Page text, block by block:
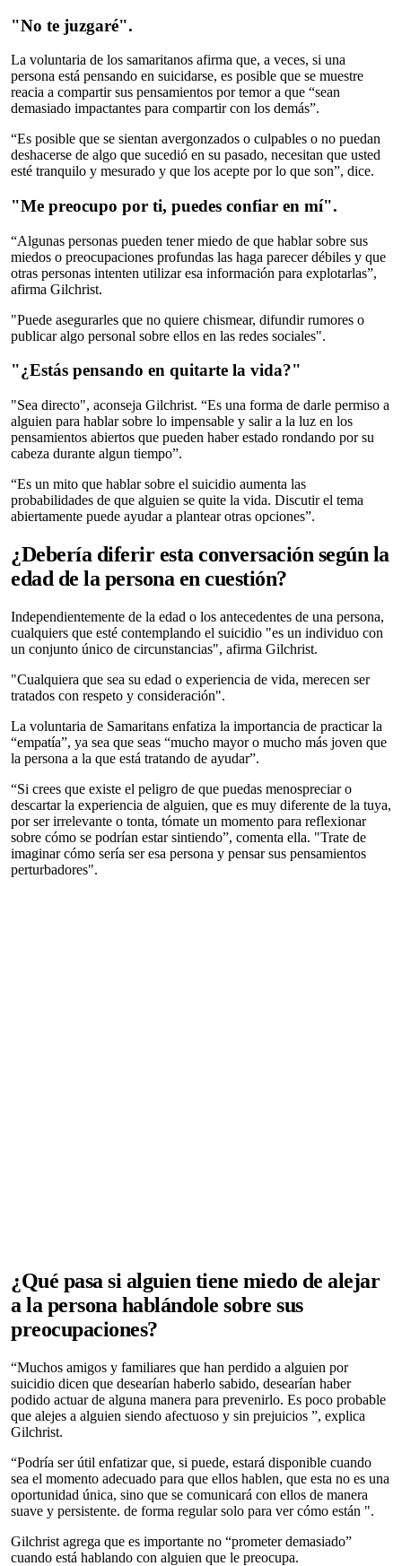
"No te juzgaré".
La voluntaria de los samaritanos afirma que, a veces, si una
persona está pensando en suicidarse, es posible que se muestre
reacia a compartir sus pensamientos por temor a que “sean
demasiado impactantes para compartir con los demás”.
“Es posible que se sientan avergonzados o culpables o no puedan
deshacerse de algo que sucedió en su pasado, necesitan que usted
esté tranquilo y mesurado y que los acepte por lo que son”, dice.
"Me preocupo por ti, puedes confiar en mí".
“Algunas personas pueden tener miedo de que hablar sobre sus
miedos o preocupaciones profundas las haga parecer débiles y que
otras personas intenten utilizar esa información para explotarlas”,
afirma Gilchrist.
"Puede asegurarles que no quiere chismear, difundir rumores o
publicar algo personal sobre ellos en las redes sociales".
"¿Estás pensando en quitarte la vida?"
"Sea directo", aconseja Gilchrist. “Es una forma de darle permiso a
alguien para hablar sobre lo impensable y salir a la luz en los
pensamientos abiertos que pueden haber estado rondando por su
cabeza durante algun tiempo”.
“Es un mito que hablar sobre el suicidio aumenta las
probabilidades de que alguien se quite la vida. Discutir el tema
abiertamente puede ayudar a plantear otras opciones”.
¿Debería diferir esta conversación según la
edad de la persona en cuestión?
Independientemente de la edad o los antecedentes de una persona,
cualquiers que esté contemplando el suicidio "es un individuo con
un conjunto único de circunstancias", afirma Gilchrist.
"Cualquiera que sea su edad o experiencia de vida, merecen ser
tratados con respeto y consideración".
La voluntaria de Samaritans enfatiza la importancia de practicar la
“empatía”, ya sea que seas “mucho mayor o mucho más joven que
la persona a la que está tratando de ayudar”.
“Si crees que existe el peligro de que puedas menospreciar o
descartar la experiencia de alguien, que es muy diferente de la tuya,
por ser irrelevante o tonta, tómate un momento para reflexionar
sobre cómo se podrían estar sintiendo”, comenta ella. "Trate de
imaginar cómo sería ser esa persona y pensar sus pensamientos
perturbadores".
¿Qué pasa si alguien tiene miedo de alejar
a la persona hablándole sobre sus
preocupaciones?
“Muchos amigos y familiares que han perdido a alguien por
suicidio dicen que desearían haberlo sabido, desearían haber
podido actuar de alguna manera para prevenirlo. Es poco probable
que alejes a alguien siendo afectuoso y sin prejuicios ”, explica
Gilchrist.
“Podría ser útil enfatizar que, si puede, estará disponible cuando
sea el momento adecuado para que ellos hablen, que esta no es una
oportunidad única, sino que se comunicará con ellos de manera
suave y persistente. de forma regular solo para ver cómo están ".
Gilchrist agrega que es importante no “prometer demasiado”
cuando está hablando con alguien que le preocupa.